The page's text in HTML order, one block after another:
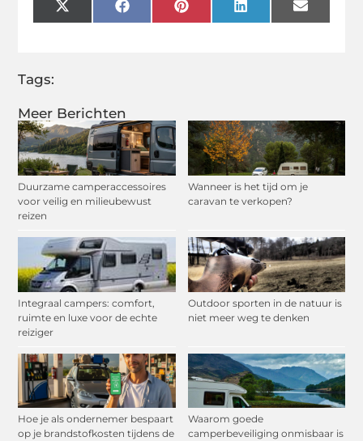
Meer Berichten
Duurzame camperaccessoires
voor veilig en milieubewust
reizen
Wanneer is het tijd om je
caravan te verkopen?
Integraal campers: comfort,
ruimte en luxe voor de echte
reiziger
Outdoor sporten in de natuur is
niet meer weg te denken
Hoe je als ondernemer bespaart
op je brandstofkosten tijdens de
Waarom goede
camperbeveiliging onmisbaar is
X
(Twitter)
FacebookPinterestLinkedInEmail
Tags: